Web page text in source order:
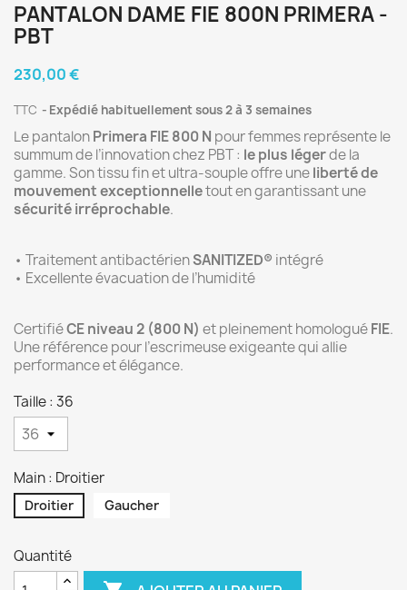
PANTALON DAME FIE 800N PRIMERA -
PBT
230,00 €
TTC Expédié habituellement sous 2 à 3 semaines
Le pantalonPrimera FIE 800 N pour femmes représente le
summum de l’innovation chez PBT : le plus légerde la
gamme. Son tissu fin et ultra-souple offre uneliberté de
mouvement exceptionnelletout en garantissant une
sécurité irréprochable.
• Traitement antibactérienSANITIZED® intégré
• Excellente évacuation de l’humidité
CertifiéCE niveau 2 (800 N) et pleinement homologuéFIE.
Une référence pour l’escrimeuse exigeante qui allie
performance et élégance.
Taille : 36
Main : Droitier
Droitier Gaucher
Quantité